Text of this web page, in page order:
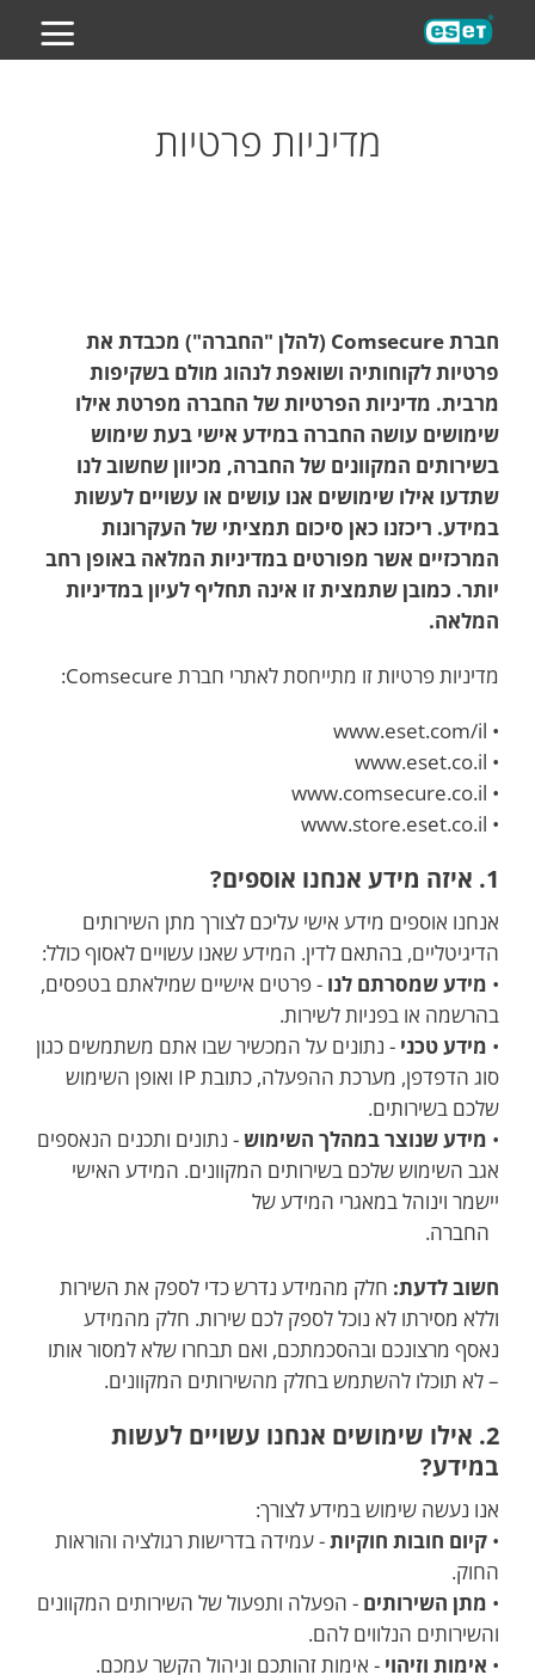
מדיניות פרטיות
חברת Comsecure (להלן "החברה") מכבדת את
פרטיות לקוחותיה ושואפת לנהוג מולם בשקיפות
מרבית. מדיניות הפרטיות של החברה מפרטת אילו
שימושים עושה החברה במידע אישי בעת שימוש
בשירותים המקוונים של החברה, מכיוון שחשוב לנו
שתדעו אילו שימושים אנו עושים או עשויים לעשות
במידע. ריכזנו כאן סיכום תמציתי של העקרונות
המרכזיים אשר מפורטים במדיניות המלאה באופן רחב
יותר. כמובן שתמצית זו אינה תחליף לעיון במדיניות
המלאה.
מדיניות פרטיות זו מתייחסת לאתרי חברת Comsecure:
• www.eset.com/il
• www.eset.co.il
• www.comsecure.co.il
• www.store.eset.co.il
1. איזה מידע אנחנו אוספים?
אנחנו אוספים מידע אישי עליכם לצורך מתן השירותים
הדיגיטליים, בהתאם לדין. המידע שאנו עשויים לאסוף כולל:
• מידע שמסרתם לנו - פרטים אישיים שמילאתם בטפסים,
בהרשמה או בפניות לשירות.
• מידע טכני - נתונים על המכשיר שבו אתם משתמשים כגון
סוג הדפדפן, מערכת ההפעלה, כתובת IP ואופן השימוש
שלכם בשירותים.
• מידע שנוצר במהלך השימוש - נתונים ותכנים הנאספים
אגב השימוש שלכם בשירותים המקוונים. המידע האישי
יישמר וינוהל במאגרי המידע של
החברה.
חשוב לדעת: חלק מהמידע נדרש כדי לספק את השירות
וללא מסירתו לא נוכל לספק לכם שירות. חלק מהמידע
נאסף מרצונכם ובהסכמתכם, ואם תבחרו שלא למסור אותו
– לא תוכלו להשתמש בחלק מהשירותים המקוונים.
2. אילו שימושים אנחנו עשויים לעשות
במידע?
אנו נעשה שימוש במידע לצורך:
• קיום חובות חוקיות- עמידה בדרישות רגולציה והוראות
החוק.
• מתן השירותים - הפעלה ותפעול של השירותים המקוונים
והשירותים הנלווים להם.
• אימות וזיהוי - אימות זהותכם וניהול הקשר עמכם.